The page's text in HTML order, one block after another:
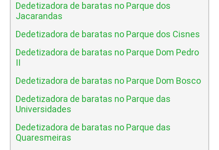
Dedetizadora de baratas no Parque dos
Jacarandas
Dedetizadora de baratas no Parque dos Cisnes
Dedetizadora de baratas no Parque Dom Pedro
II
Dedetizadora de baratas no Parque Dom Bosco
Dedetizadora de baratas no Parque das
Universidades
Dedetizadora de baratas no Parque das
Quaresmeiras